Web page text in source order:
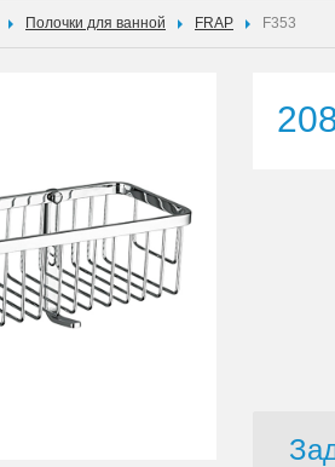
Полочки для ванной FRAP F353